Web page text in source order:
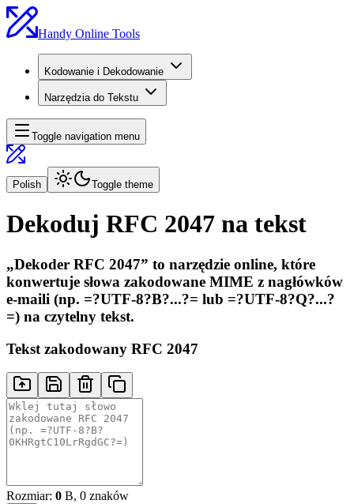
Handy Online Tools
Kodowanie i Dekodowanie
Narzędzia do Tekstu
Toggle navigation menu
Polish Toggle theme
Dekoduj RFC 2047 na tekst
„Dekoder RFC 2047” to narzędzie online, które
konwertuje słowa zakodowane MIME z nagłówków
e-maili (np. =?UTF-8?B?...?= lub =?UTF-8?Q?...?
=) na czytelny tekst.
Tekst zakodowany RFC 2047
Rozmiar: 0 B, 0 znaków